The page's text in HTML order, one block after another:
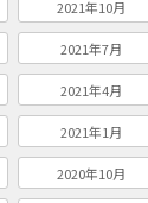
2021年10月
2021年7月
2021年4月
2021年1月
2020年10月